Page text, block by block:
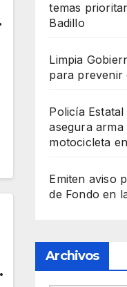
temas
Badillo
Limpia
para prevenir
Policía
asegura
motocicleta
Emiten aviso
de Fondo en
Archivos